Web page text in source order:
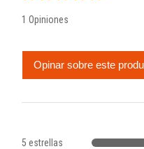
1 Opiniones
Opinar sobre este
5 estrellas